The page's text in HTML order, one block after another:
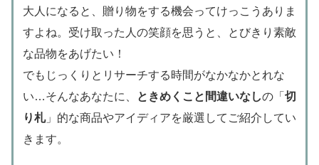
大人になると、贈り物をする機会ってけっこうありま
すよね。受け取った人の笑顔を思うと、とびきり素敵
な品物をあげたい！
でもじっくりとリサーチする時間がなかなかとれな
い…そんなあなたに、
ときめくこと間違いなしの「 切
り札」的な商品やアイディアを厳選してご紹介してい
きます。